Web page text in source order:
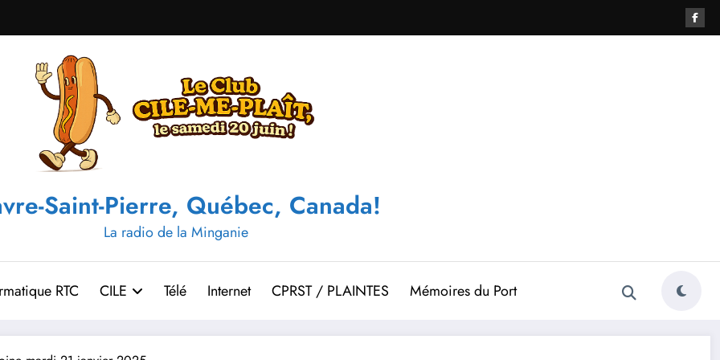
Saint-Pierre, Québec, Canada!
La radio de la Minganie
RTC CILE Télé Internet CPRST / PLAINTES Mémoires du Port